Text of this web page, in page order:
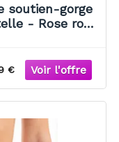
soutien-gorge
- Rose rose
€